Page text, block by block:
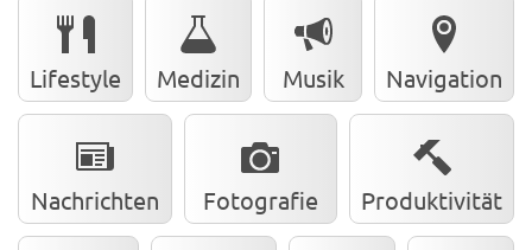
Lifestyle Medizin Musik Navigation
Nachrichten Fotografie Produktivität